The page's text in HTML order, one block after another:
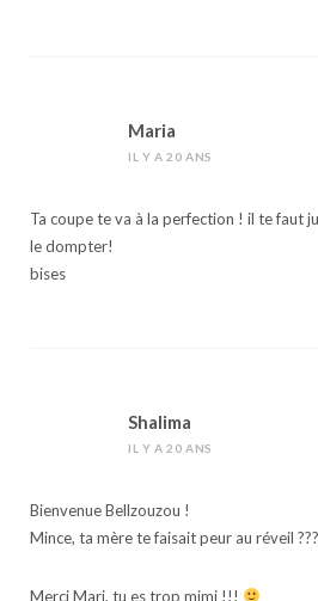
Maria
IL Y A 20 ANS
Ta coupe te va à la perfection ! il te faut
le dompter!
bises
Shalima
IL Y A 20 ANS
Bienvenue Bellzouzou !
Mince, ta mère te faisait peur au réveil
Merci Mari, tu es trop mimi !!!